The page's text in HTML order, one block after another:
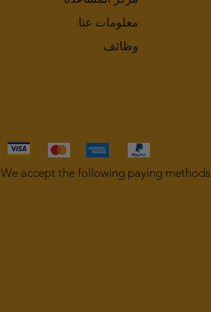
معلومات عنا
وظائف
We accept the following paying methods